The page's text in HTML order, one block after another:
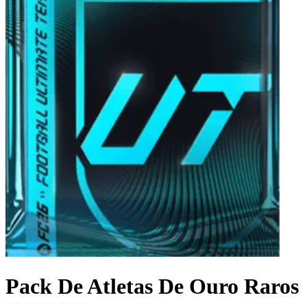
Pack De Atletas De Ouro Raros